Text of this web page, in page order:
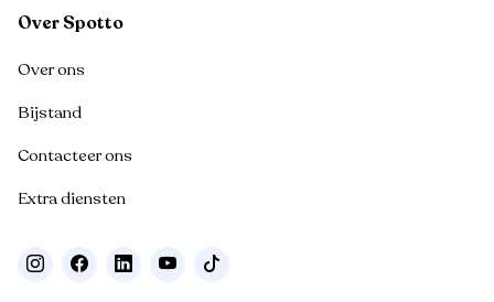
Over Spotto
Over ons
Bijstand
Contacteer ons
Extra diensten